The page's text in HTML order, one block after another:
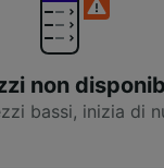
non
bassi, inizia di